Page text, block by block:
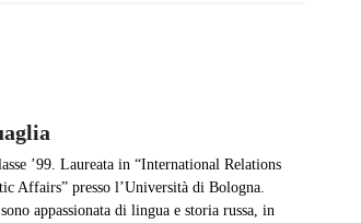
’99. Laureata in “International Relations
Affairs” presso l’Università di Bologna.
appassionata di lingua e storia russa, in